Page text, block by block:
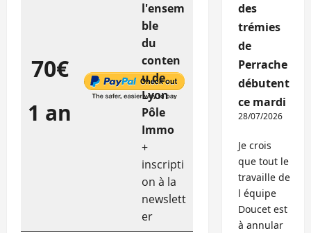
70€
1 an
l'ensem
ble
du
conten
u de
Lyon
Pôle
Immo
+
inscripti
on à la
newslett
er
des
trémies
de
Perrache
débutent
ce mardi
28/07/2026
Je crois
que tout le
travaille de
l équipe
Doucet est
à annular